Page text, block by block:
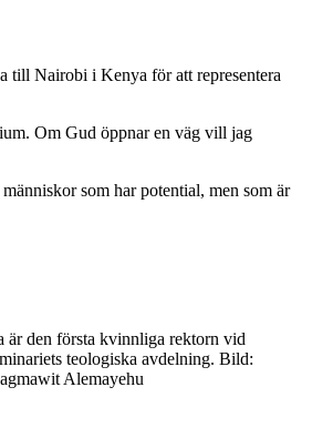
till Nairobi i Kenya för att representera
Om Gud öppnar en väg vill jag
som har potential, men som är